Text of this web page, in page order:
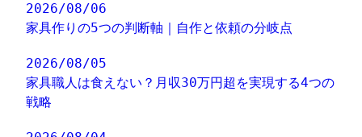
2026/08/06
家具作りの5つの判断軸｜自作と依頼の分岐点
2026/08/05
家具職人は食えない？月収30万円超を実現する4つの
戦略